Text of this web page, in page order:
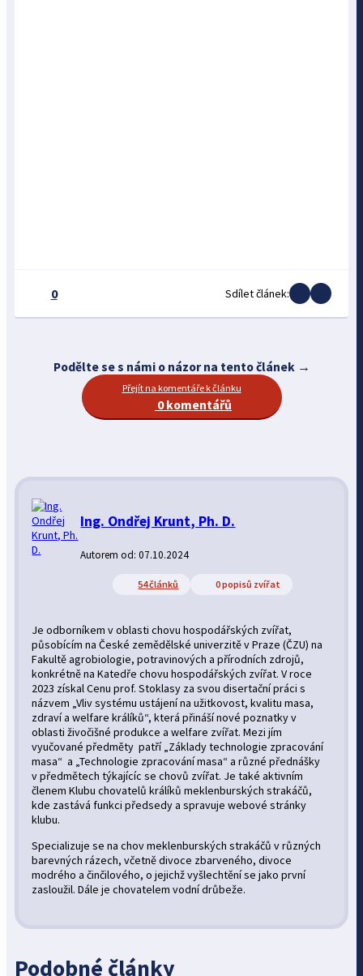
0 Sdílet článek:
Podělte se s námi o názor na tento článek →
Přejít na komentáře k článku
0 komentářů
Ing. Ondřej Krunt, Ph. D.
Autorem od: 07.10.2024
54 článků 0 popisů zvířat
Je odborníkem v oblasti chovu hospodářských zvířat,
působícím na České zemědělské univerzitě v Praze (ČZU) na
Fakultě agrobiologie, potravinových a přírodních zdrojů,
konkrétně na Katedře chovu hospodářských zvířat. V roce
2023 získal Cenu prof. Stoklasy za svou disertační práci s
názvem „Vliv systému ustájení na užitkovost, kvalitu masa,
zdraví a welfare králíků“, která přináší nové poznatky v
oblasti živočišné produkce a welfare zvířat. Mezi jím
vyučované předměty patří „Základy technologie zpracování
masa“ a „Technologie zpracování masa“ a různé přednášky
v předmětech týkajícíc se chovů zvířat. Je také aktivním
členem Klubu chovatelů králíků meklenburských strakáčů,
kde zastává funkci předsedy a spravuje webové stránky
klubu.
Specializuje se na chov meklenburských strakáčů v různých
barevných rázech, včetně divoce zbarveného, divoce
modrého a činčilového, o jejichž vyšlechtění se jako první
zasloužil. Dále je chovatelem vodní drůbeže.
Podobné články